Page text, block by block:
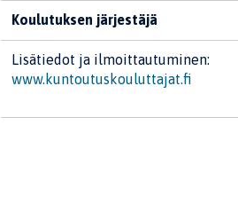
Koulutuksen järjestäjä
Lisätiedot ja ilmoittautuminen:
www.kuntoutuskouluttajat.fi